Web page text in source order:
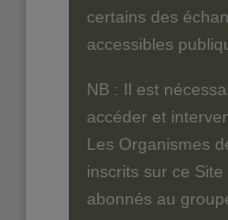
certains des
accessibles
NB : Il est
accéder et
Les Organismes
inscrits sur ce
abonnés au